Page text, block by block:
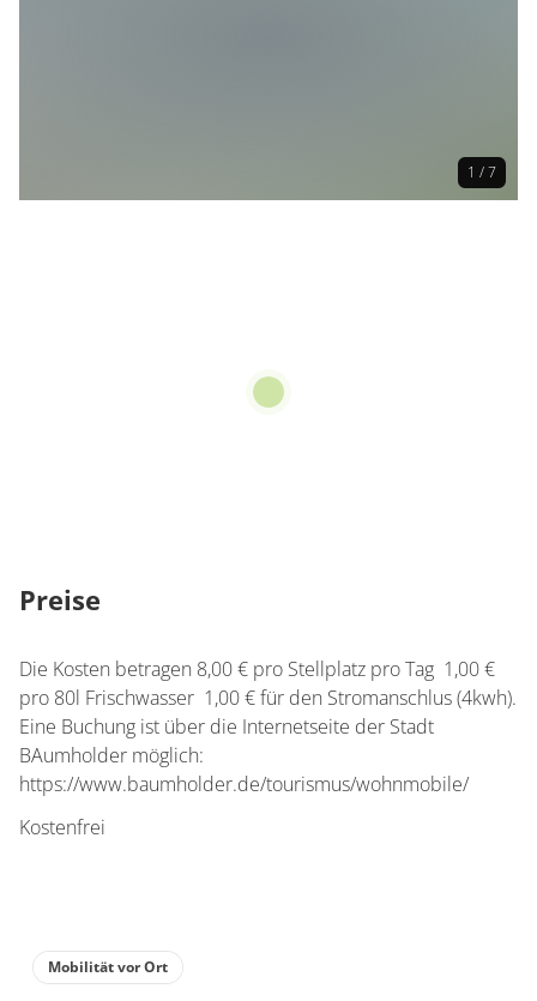
1 / 7
Preise
Die Kosten betragen 8,00 € pro Stellplatz pro Tag 1,00 €
pro 80l Frischwasser 1,00 € für den Stromanschlus (4kwh).
Eine Buchung ist über die Internetseite der Stadt
BAumholder möglich:
https://www.baumholder.de/tourismus/wohnmobile/
Kostenfrei
Mobilität vor Ort